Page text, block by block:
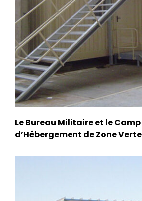
Le Bureau Militaire et le Camp
d’Hébergement de Zone Verte